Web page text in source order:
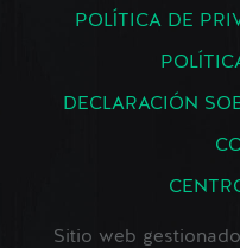
POLÍTICA DE
DECLARACIÓN
Sitio web